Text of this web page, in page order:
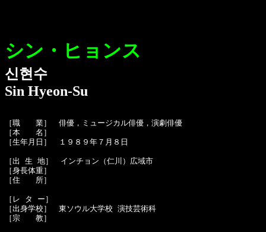
シン・ヒョンス
신현수
Sin Hyeon-Su
［職　　業］　俳優，ミュージカル俳優，演劇俳優
［本　　名］
［生年月日］　１９８９年７月８日
［出 生 地］　インチョン（仁川）広域市
［身長体重］
［住　　所］
［レ タ ー］
［出身学校］　東ソウル大学校 演技芸術科
［宗　　教］